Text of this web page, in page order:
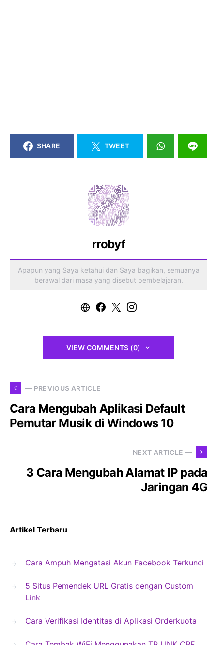
SHARE TWEET
rrobyf
Apapun yang Saya ketahui dan Saya bagikan, semuanya
berawal dari masa yang disebut pembelajaran.
VIEW COMMENTS (0)
— PREVIOUS ARTICLE
Cara Mengubah Aplikasi Default
Pemutar Musik di Windows 10
NEXT ARTICLE —
3 Cara Mengubah Alamat IP pada
Jaringan 4G
Artikel Terbaru
Cara Ampuh Mengatasi Akun Facebook Terkunci
5 Situs Pemendek URL Gratis dengan Custom
Link
Cara Verifikasi Identitas di Aplikasi Orderkuota